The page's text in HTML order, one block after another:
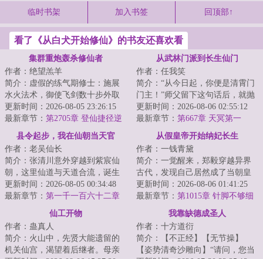
临时书架 加入书签 回顶部↑
看了《从白犬开始修仙》的书友还喜欢看
集群重炮轰杀修仙者
作者：绝望羔羊
简介：虚假的练气期修士：施展
水火法术，御使飞剑数十步外取
敌首级，富裕的还有一枚盾牌法
器，攻守兼备，...
更新时间：2026-08-05 23:26:15
最新章节： 第2705章 登仙捷径逆
天理
从武林门派到长生仙门
作者：任我笑
简介：“从今日起，你便是清霄门
门主！”师父留下这句话后，就抛
弃李清秋与师弟、师妹们下山，
独自寻仙去...
更新时间：2026-08-06 02:55:12
最新章节： 第667章 天冥第一
县令起步，我在仙朝当天官
作者：老吴仙长
简介：张清川意外穿越到紫宸仙
朝，这里仙道与天道合流，诞生
仙朝天官，执天道权柄、代天道
牧羊，为仙道共...
更新时间：2026-08-05 00:34:48
最新章节： 第一千一百六十二章
永世诛魔盟约！
从假皇帝开始纳妃长生
作者：一钱青黛
简介：一觉醒来，郑毅穿越异界
古代，发现自己居然成了当朝皇
帝的影子！影子者，替身也！随
时都面临着被刺...
更新时间：2026-08-06 01:41:25
最新章节： 第1015章 针脚不够细
仙工开物
作者：蛊真人
简介：火山中，先贤大能遗留的
机关仙宫，渴望着后继者。母亲
我靠缺德成圣人
作者：十方道衍
简介：【不正经】【无节操】
【姿势清奇沙雕向】“请问，您当